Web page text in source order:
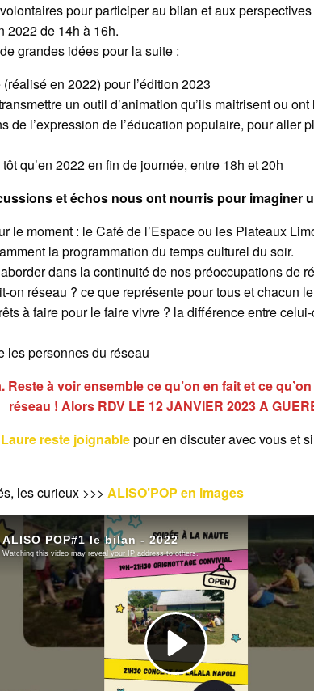
pour participer au bilan et aux
2022 de 14h à 16h.
grandes idées pour la suite :
en 2022) pour l’édition 2023
un outil d’animation qu’ils maitrisent ou ont
de l’expression de l’éducation populaire, pour aller
qu’en 2022 en fin de journée, entre 18h et 20h
et échos nous ont nourris pour imaginer
le moment : le Café de l’Espace ou les Plateaux
la programmation du temps culturel du soir.
dans la continuité de nos préoccupations de
réseau ? ce que représente pour tous et chacun
à faire pour le faire vivre ? la différence entre
les personnes du réseau
à voir ensemble ce qu’on en fait et ce
réseau ! Alors RDV LE 12 JANVIER 2023 A
Laure reste joignablepour en discuter avec vous et
les curieux >>>ALISO’POP en images